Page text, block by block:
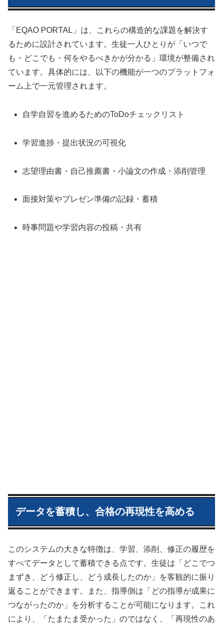
「EQAO PORTAL」は、これらの構造的な課題を解決す
るために設計されています。生徒一人ひとりが「いつで
も・どこでも・何をやるべきかが分かる」環境が整備され
ています。具体的には、以下の機能が一つのプラットフォ
ーム上で一元管理されます。
自学自習を進めるためのToDoチェックリスト
学習進捗・提出状況の可視化
志望理由書・自己推薦書・小論文の作成・添削管理
面接対策やプレゼン準備の記録・蓄積
時事問題や学習内容の投稿・共有
データを蓄積し、合格の再現性を高める
このシステムの大きな特徴は、学習、添削、修正の履歴を
すべてデータとして蓄積できる点です。生徒は「どこでつ
まずき、どう修正し、どう成長したのか」を客観的に振り
返ることができます。また、指導側は「どの指導が成果に
つながったのか」を分析することが可能になります。これ
により、「たまたま受かった」のではなく、「再現性のあ